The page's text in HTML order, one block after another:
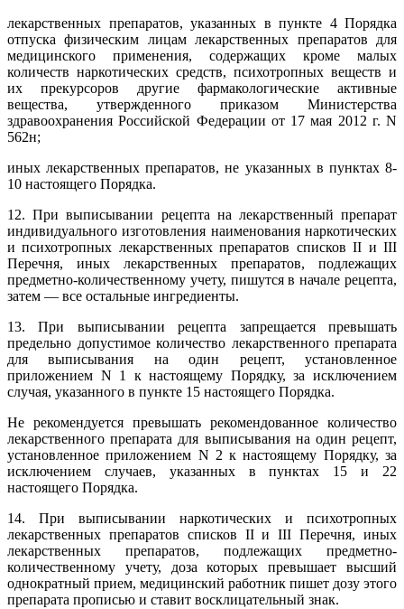
лекарственных препаратов, указанных в пункте 4 Порядка
отпуска физическим лицам лекарственных препаратов для
медицинского применения, содержащих кроме малых
количеств наркотических средств, психотропных веществ и
их прекурсоров другие фармакологические активные
вещества, утвержденного приказом Министерства
здравоохранения Российской Федерации от 17 мая 2012 г. N
562н;
иных лекарственных препаратов, не указанных в пунктах 8-
10 настоящего Порядка.
12. При выписывании рецепта на лекарственный препарат
индивидуального изготовления наименования наркотических
и психотропных лекарственных препаратов списков II и III
Перечня, иных лекарственных препаратов, подлежащих
предметно-количественному учету, пишутся в начале рецепта,
затем — все остальные ингредиенты.
13. При выписывании рецепта запрещается превышать
предельно допустимое количество лекарственного препарата
для выписывания на один рецепт, установленное
приложением N 1 к настоящему Порядку, за исключением
случая, указанного в пункте 15 настоящего Порядка.
Не рекомендуется превышать рекомендованное количество
лекарственного препарата для выписывания на один рецепт,
установленное приложением N 2 к настоящему Порядку, за
исключением случаев, указанных в пунктах 15 и 22
настоящего Порядка.
14. При выписывании наркотических и психотропных
лекарственных препаратов списков II и III Перечня, иных
лекарственных препаратов, подлежащих предметно-
количественному учету, доза которых превышает высший
однократный прием, медицинский работник пишет дозу этого
препарата прописью и ставит восклицательный знак.